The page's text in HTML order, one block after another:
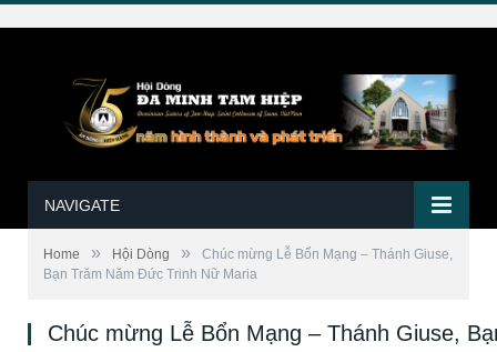
NAVIGATE
Home » Hội Dòng »
Chúc mừng Lễ Bổn Mạng – Thánh Giuse,
Bạn Trăm Năm Đức Trinh Nữ Maria
Chúc mừng Lễ Bổn Mạng – Thánh Giuse,